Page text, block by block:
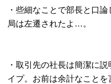
・些細なことで部長と口論
局は左遷されたよ…。
・取引先の社長は簡潔に
イプ。お前は余計なことを